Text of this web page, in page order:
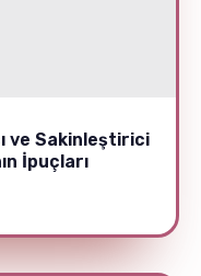
ve Sakinleştirici
İpuçları